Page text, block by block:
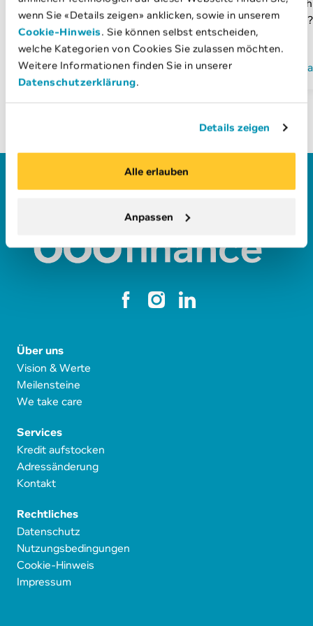
wenn Sie «Details zeigen» anklicken, sowie in unserem
Cookie-Hinweis. Sie können selbst entscheiden,
welche Kategorien von Cookies Sie zulassen möchten.
Weitere Informationen finden Sie in unserer
Datenschutzerklärung.
Details zeigen
Alle erlauben
Anpassen
Kredit? In unserem Privatkunden-
Bereich finden Sie viele…
mehr erfahren
mehr
Über uns
Vision & Werte
Meilensteine
We take care
Services
Kredit aufstocken
Adressänderung
Kontakt
Rechtliches
Datenschutz
Nutzungsbedingungen
Cookie-Hinweis
Impressum